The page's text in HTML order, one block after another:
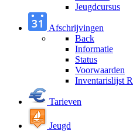
Jeugdcursus
Afschrijvingen
Back
Informatie
Status
Voorwaarden
Inventarislijst
Tarieven
Jeugd